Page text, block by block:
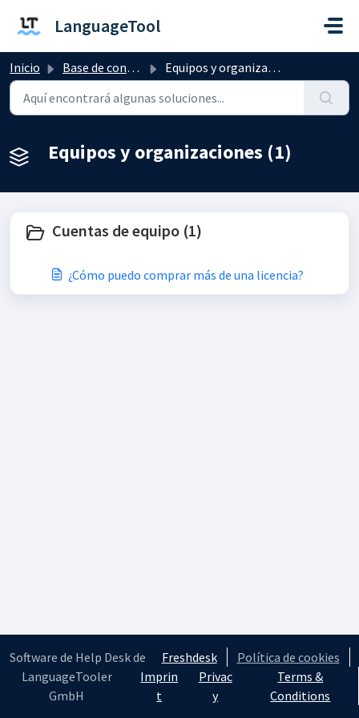
LanguageTool
Inicio Base de conocimientos Equipos y organizaciones
Equipos y organizaciones (1)
Cuentas de equipo (1)
¿Cómo puedo comprar más de una licencia?
Software de Help Desk de Freshdesk
Política de cookies
LanguageTooler
GmbH
Imprin
t
Privac
y
Terms &
Conditions